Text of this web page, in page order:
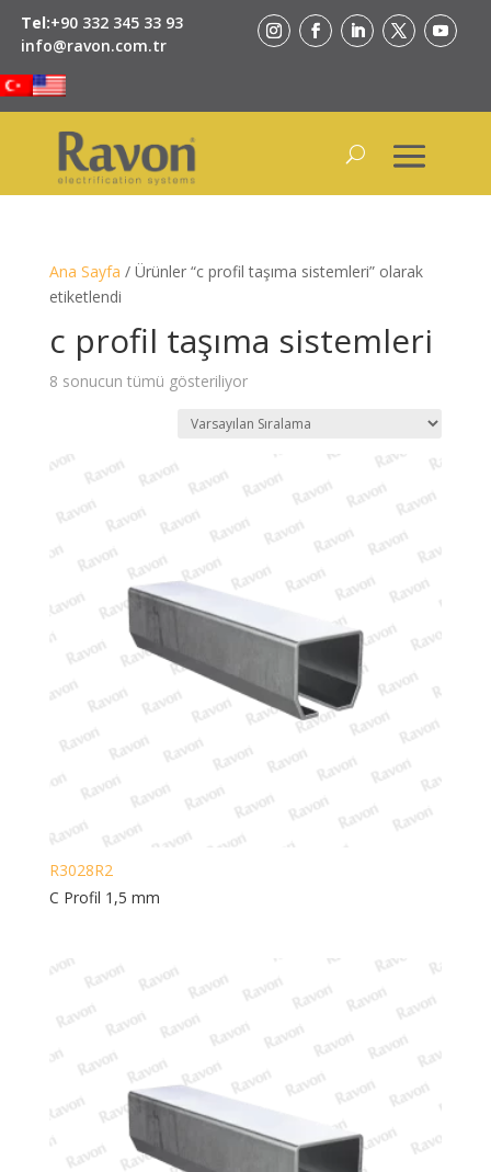
Tel:+90 332 345 33 93
info@ravon.com.tr
Ana Sayfa / Ürünler “c profil taşıma sistemleri” olarak
etiketlendi
c profil taşıma sistemleri
8 sonucun tümü gösteriliyor
R3028R2
C Profil 1,5 mm